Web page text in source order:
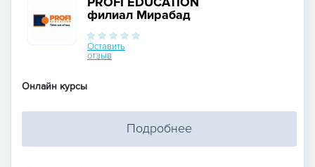
филиал Мирабад
Оставить
отзыв
Онлайн курсы
Подробнее